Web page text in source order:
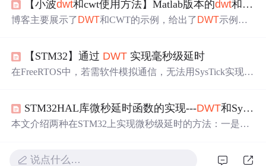
外，提供了Matlab实现二维小波变换的代码示例，展示了
如何使用dwt2()函数对图像进行分解，得到低频和高频信
【小波dwt和cwt使用方法】Matlab版本的dwt和cwt实例
博客主要展示了 DWT和CWT的示例，给出了 DWT示例文
【STM32】通过 DWT 实现毫秒级延时
在FreeRTOS中，若需软件模拟通信，无法用SysTick实现de
R、DWT_CTRL、DWT_CYCCNT三个寄存器配置步骤，
还给出测试及注意事项。
STM32HAL库微秒延时函数的实现---DWT和SysTick
本文介绍两种在STM32上实现微秒级延时的方法：一是利
说点什么…